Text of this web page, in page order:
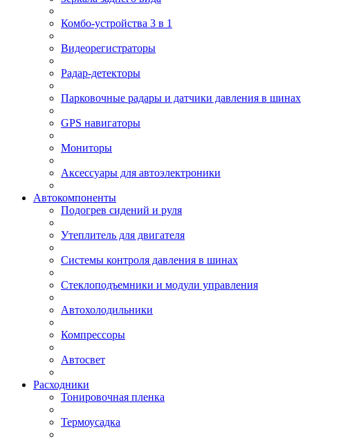
Комбо-устройства 3 в 1
Видеорегистраторы
Радар-детекторы
Парковочные радары и датчики давления в шинах
GPS навигаторы
Мониторы
Аксессуары для автоэлектроники
Автокомпоненты
Подогрев сидений и руля
Утеплитель для двигателя
Системы контроля давления в шинах
Стеклоподъемники и модули управления
Автохолодильники
Компрессоры
Автосвет
Расходники
Тонировочная пленка
Термоусадка